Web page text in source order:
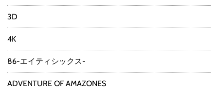
3D
4K
86-エイティシックス-
ADVENTURE OF AMAZONES